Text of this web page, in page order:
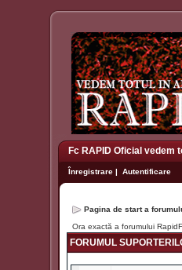
Fc RAPID Oficial vedem
Înregistrare | Autentificare
Pagina de start a
Ora exactă a forumului
FORUMUL